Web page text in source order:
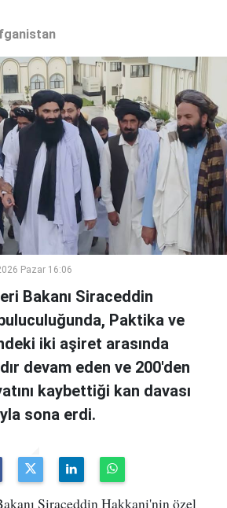
Pazar 16:06
Bakanı Siraceddin
Paktika ve
iki aşiret arasında
devam eden ve 200'den
kaybettiği kan davası
sona erdi.
Siraceddin Hakkani'nin özel